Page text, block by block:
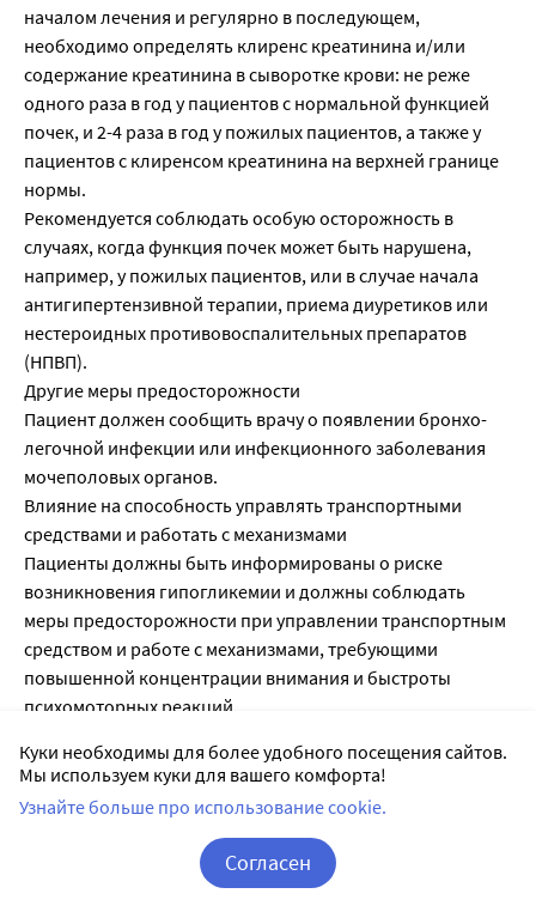
началом лечения и регулярно в последующем,
необходимо определять клиренс креатинина и/или
содержание креатинина в сыворотке крови: не реже
одного раза в год у пациентов с нормальной функцией
почек, и 2-4 раза в год у пожилых пациентов, а также у
пациентов с клиренсом креатинина на верхней границе
нормы.
Рекомендуется соблюдать особую осторожность в
случаях, когда функция почек может быть нарушена,
например, у пожилых пациентов, или в случае начала
антигипертензивной терапии, приема диуретиков или
нестероидных противовоспалительных препаратов
(НПВП).
Другие меры предосторожности
Пациент должен сообщить врачу о появлении бронхо-
легочной инфекции или инфекционного заболевания
мочеполовых органов.
Влияние на способность управлять транспортными
средствами и работать с механизмами
Пациенты должны быть информированы о риске
возникновения гипогликемии и должны соблюдать
меры предосторожности при управлении транспортным
средством и работе с механизмами, требующими
повышенной концентрации внимания и быстроты
психомоторных реакций.
Лекарственное взаимодействие
Противопоказанные комбинации
Связанные с применением глибенкламида
Миконазол может провоцировать развитие
Куки необходимы для более удобного посещения сайтов.
Мы используем куки для вашего комфорта!
Узнайте больше про использование cookie.
Согласен